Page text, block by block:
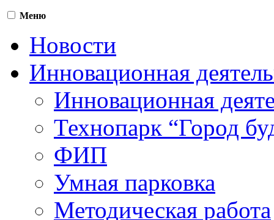
Меню
Новости
Инновационная
Инновационная
Технопарк “Город
ФИП
Умная парковка
Методическая работа